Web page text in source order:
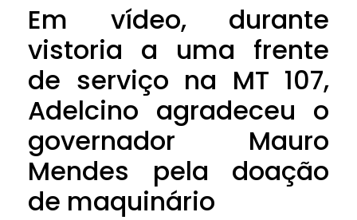
Em vídeo, durante
vistoria a uma frente
de serviço na MT 107,
Adelcino agradeceu o
governador Mauro
Mendes pela doação
de maquinário